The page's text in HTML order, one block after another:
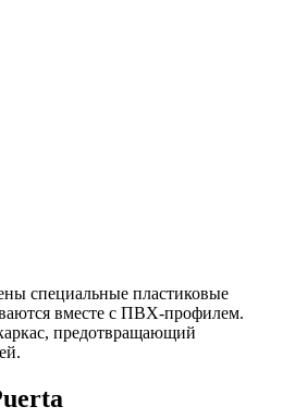
специальные пластиковые
вместе с ПВХ-профилем.
предотвращающий